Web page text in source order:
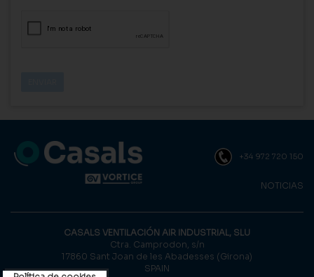
+34 972 720 150
NOTICIAS
CASALS VENTILACIÓN AIR INDUSTRIAL, SLU
Ctra. Camprodon, s/n
17860 Sant Joan de les Abadesses (Girona)
SPAIN